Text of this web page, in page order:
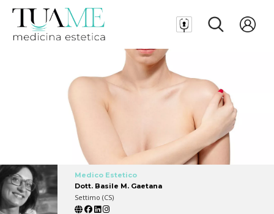
Medico Estetico
Dott. Basile M. Gaetana
Settimo (CS)